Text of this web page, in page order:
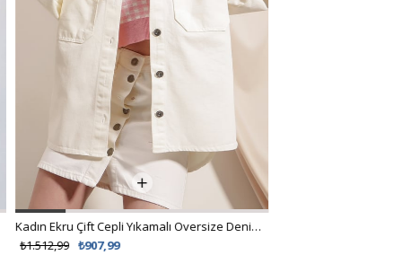
Kadın Ekru Çift Cepli Yıkamalı Oversize Denim Ceket ALC-X8152
₺907,99
₺1.512,99